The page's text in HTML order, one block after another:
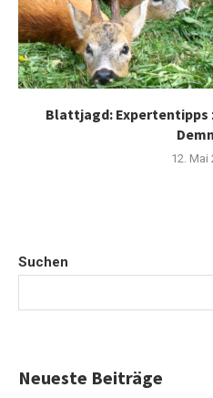
Blattjagd:
12. Mai
Suchen
Neueste Beiträge